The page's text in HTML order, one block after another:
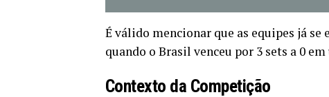
É válido mencionar que as equipes já
quando o Brasil venceu por 3 sets a 0
Contexto da Competição